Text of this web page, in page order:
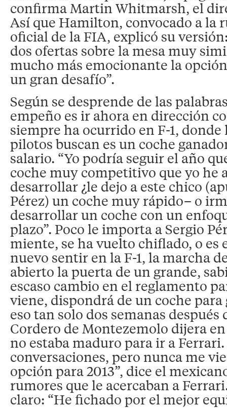
confirma Martin Whitmarsh, el
Así que Hamilton, convocado a la
oficial de la FIA, explicó su
dos ofertas sobre la mesa muy
mucho más emocionante la
un gran desafío”.
Según se desprende de las
empeño es ir ahora en dirección
siempre ha ocurrido en F-1, donde
pilotos buscan es un coche
salario. “Yo podría seguir el año
coche muy competitivo que yo he
desarrollar ¿le dejo a este chico
Pérez) un coche muy rápido– o
desarrollar un coche con un
plazo”. Poco le importa a Sergio
miente, se ha vuelto chiflado, o es
nuevo sentir en la F-1, la marcha
abierto la puerta de un grande,
escaso cambio en el reglamento
viene, dispondrá de un coche para
eso tan solo dos semanas después
Cordero de Montezemolo dijera
no estaba maduro para ir a
conversaciones, pero nunca me
opción para 2013”, dice el
rumores que le acercaban a
claro: “He fichado por el mejor